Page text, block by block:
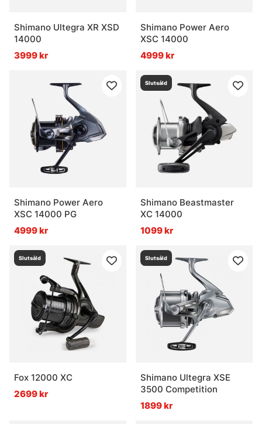
Shimano Ultegra XR XSD
14000
3999 kr
Shimano Power Aero
XSC 14000
4999 kr
Shimano Power Aero
XSC 14000 PG
4999 kr
Slutsåld
Shimano Beastmaster
XC 14000
1099 kr
Slutsåld
Fox 12000 XC
2699 kr
Slutsåld
Shimano Ultegra XSE
3500 Competition
1899 kr